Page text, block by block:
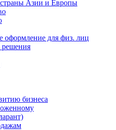
Азии и Европы
оформление для физ. лиц
бизнеса